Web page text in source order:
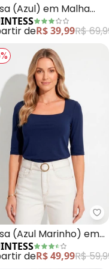
(Azul) em Malha
deR$ 39,99R$
Blusa (Azul
(Azul Marinho) em
deR$ 49,99R$